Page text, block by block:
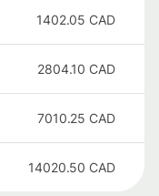
1402.05 CAD
2804.10 CAD
7010.25 CAD
14020.50 CAD